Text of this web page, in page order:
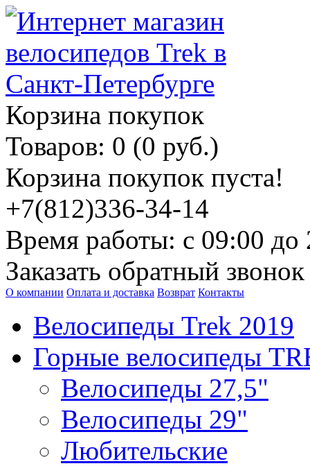
Корзина покупок
Товаров: 0 (0 руб.)
Корзина покупок пуста!
+7(812)336-34-14
Время работы: с 09:00 до
Заказать обратный звонок
О компании Оплата и доставка Возврат Контакты
Велосипеды Trek 2019
Горные велосипеды
Велосипеды 27,5"
Велосипеды 29"
Любительские